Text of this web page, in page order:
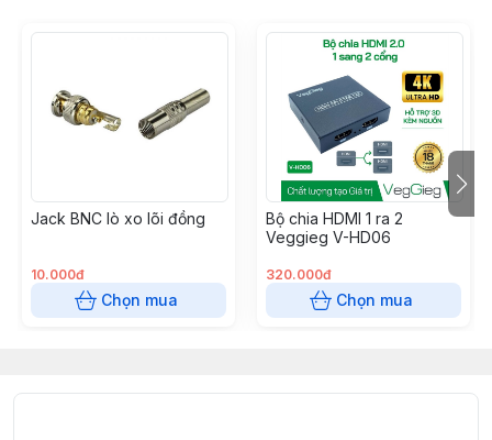
Jack BNC lò xo lõi đồng
10.000đ
Chọn mua
Bộ chia HDMI 1 ra 2
Veggieg V-HD06
320.000đ
Chọn mua